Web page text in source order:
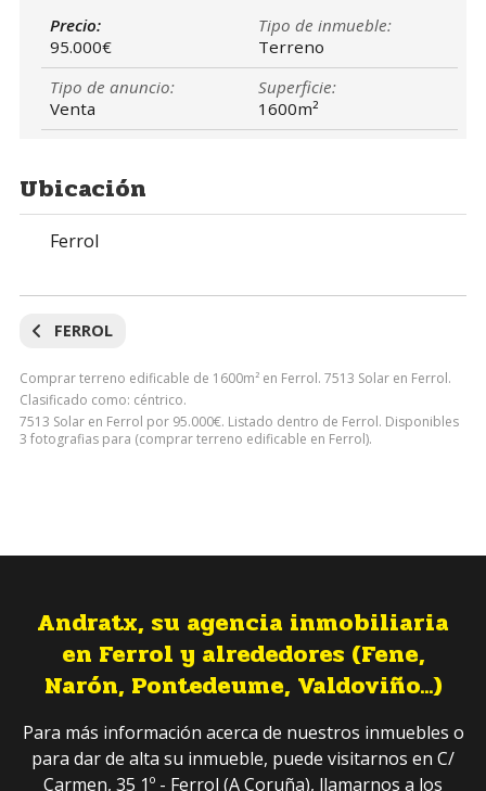
Precio:
95.000€
Tipo de inmueble:
Terreno
Tipo de anuncio:
Venta
Superficie:
1600m²
Ubicación
Ferrol
FERROL
Comprar terreno edificable de 1600m² en Ferrol. 7513 Solar en Ferrol.
Clasificado como: céntrico.
7513 Solar en Ferrol por 95.000€. Listado dentro de Ferrol. Disponibles
3 fotografias para (comprar terreno edificable en Ferrol).
Andratx, su agencia inmobiliaria
en Ferrol y alrededores (Fene,
Narón, Pontedeume, Valdoviño...)
Para más información acerca de nuestros inmuebles o
para dar de alta su inmueble, puede visitarnos en C/
Carmen, 35 1º - Ferrol (A Coruña), llamarnos a los